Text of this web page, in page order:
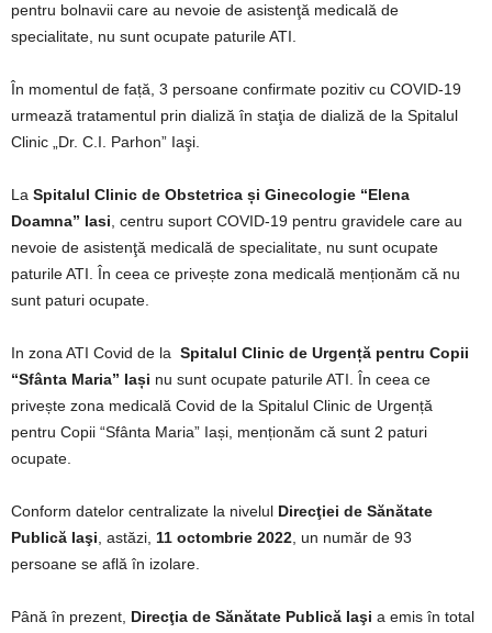
pentru bolnavii care au nevoie de asistenţă medicală de
specialitate, nu sunt ocupate paturile ATI.
În momentul de față, 3 persoane confirmate pozitiv cu COVID-19
urmează tratamentul prin dializă în staţia de dializă de la Spitalul
Clinic „Dr. C.I. Parhon” Iaşi.
La Spitalul Clinic de Obstetrica și Ginecologie “Elena
Doamna” Iasi , centru suport COVID-19 pentru gravidele care au
nevoie de asistenţă medicală de specialitate, nu sunt ocupate
paturile ATI. În ceea ce privește zona medicală menționăm că nu
sunt paturi ocupate.
In zona ATI Covid de la Spitalul Clinic de Urgență pentru Copii
“Sfânta Maria” Iași nu sunt ocupate paturile ATI. În ceea ce
privește zona medicală Covid de la Spitalul Clinic de Urgență
pentru Copii “Sfânta Maria” Iași, menționăm că sunt 2 paturi
ocupate.
Conform datelor centralizate la nivelul Direcţiei de Sănătate
Publică Iaşi , astăzi, 11 octombrie 2022 , un număr de 93
persoane se află în izolare.
Până în prezent, Direcţia de Sănătate Publică Iaşi a emis în total